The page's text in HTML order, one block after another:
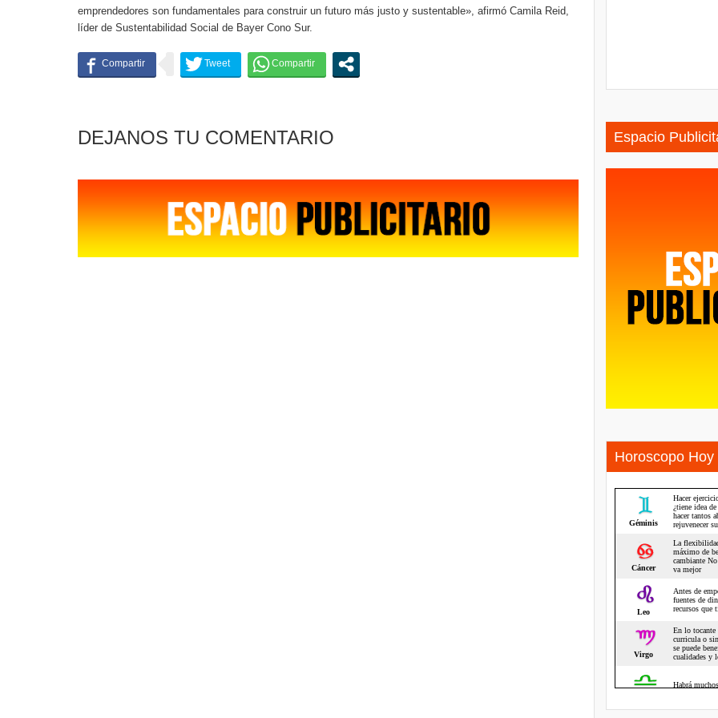
emprendedores son fundamentales para construir un futuro más justo y sustentable», afirmó Camila Reid,
líder de Sustentabilidad Social de Bayer Cono Sur.
DEJANOS TU COMENTARIO Espacio
Horoscopo Hoy